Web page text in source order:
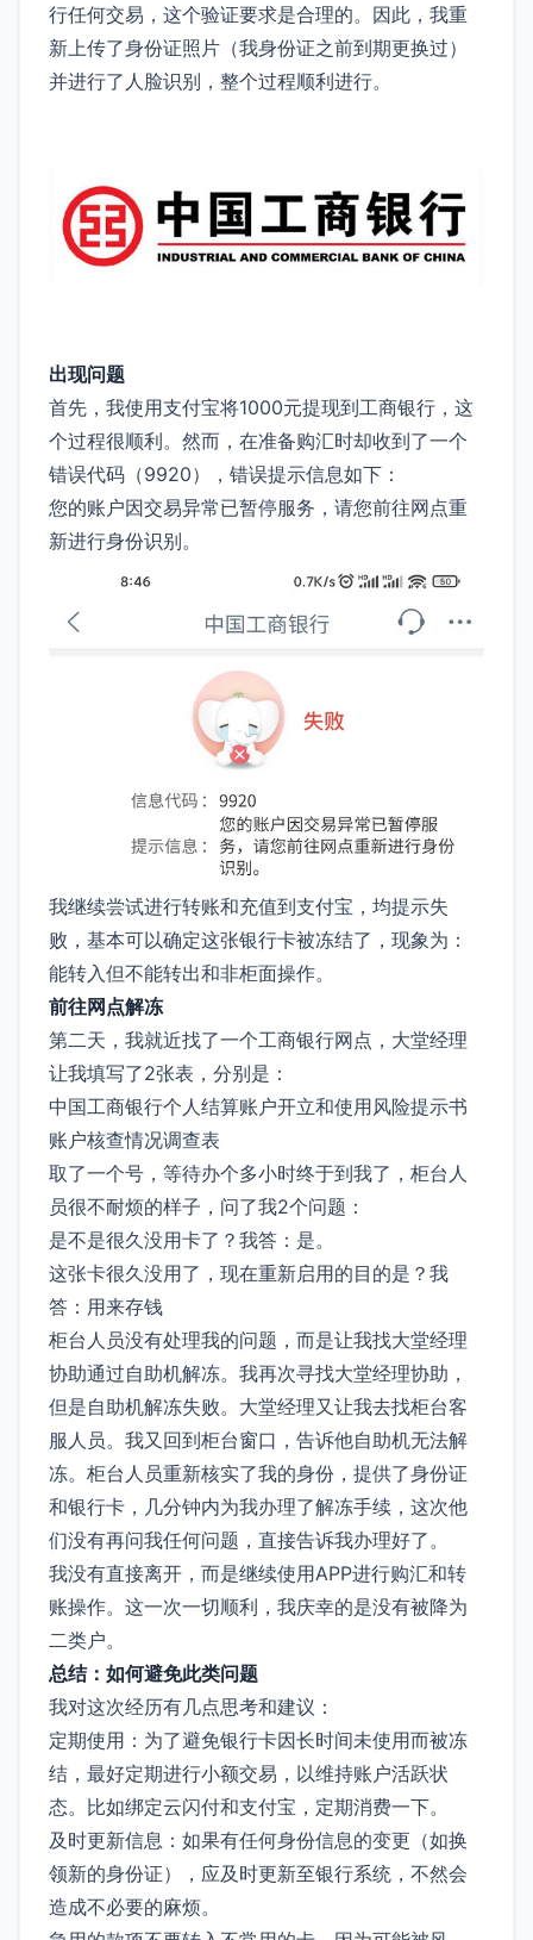
行任何交易，这个验证要求是合理的。因此，我重
新上传了身份证照片（我身份证之前到期更换过）
并进行了人脸识别，整个过程顺利进行。
出现问题
首先，我使用支付宝将1000元提现到工商银行，这
个过程很顺利。然而，在准备购汇时却收到了一个
错误代码（9920），错误提示信息如下：
您的账户因交易异常已暂停服务，请您前往网点重
新进行身份识别。
我继续尝试进行转账和充值到支付宝，均提示失
败，基本可以确定这张银行卡被冻结了，现象为：
能转入但不能转出和非柜面操作。
前往网点解冻
第二天，我就近找了一个工商银行网点，大堂经理
让我填写了2张表，分别是：
中国工商银行个人结算账户开立和使用风险提示书
账户核查情况调查表
取了一个号，等待办个多小时终于到我了，柜台人
员很不耐烦的样子，问了我2个问题：
是不是很久没用卡了？我答：是。
这张卡很久没用了，现在重新启用的目的是？我
答：用来存钱
柜台人员没有处理我的问题，而是让我找大堂经理
协助通过自助机解冻。我再次寻找大堂经理协助，
但是自助机解冻失败。大堂经理又让我去找柜台客
服人员。我又回到柜台窗口，告诉他自助机无法解
冻。柜台人员重新核实了我的身份，提供了身份证
和银行卡，几分钟内为我办理了解冻手续，这次他
们没有再问我任何问题，直接告诉我办理好了。
我没有直接离开，而是继续使用APP进行购汇和转
账操作。这一次一切顺利，我庆幸的是没有被降为
二类户。
总结：如何避免此类问题
我对这次经历有几点思考和建议：
定期使用：为了避免银行卡因长时间未使用而被冻
结，最好定期进行小额交易，以维持账户活跃状
态。比如绑定云闪付和支付宝，定期消费一下。
及时更新信息：如果有任何身份信息的变更（如换
领新的身份证），应及时更新至银行系统，不然会
造成不必要的麻烦。